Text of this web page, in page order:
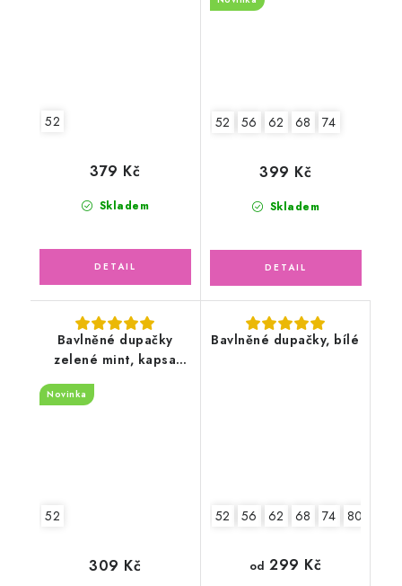
52
Skladem
379 Kč
52 56 62 68 74
Skladem
399 Kč
Bavlněné dupačky
zelené mint, kapsa
Novinka
52
309 Kč
Bavlněné dupačky, bílé
52 56 62 68 74 80
od 299 Kč